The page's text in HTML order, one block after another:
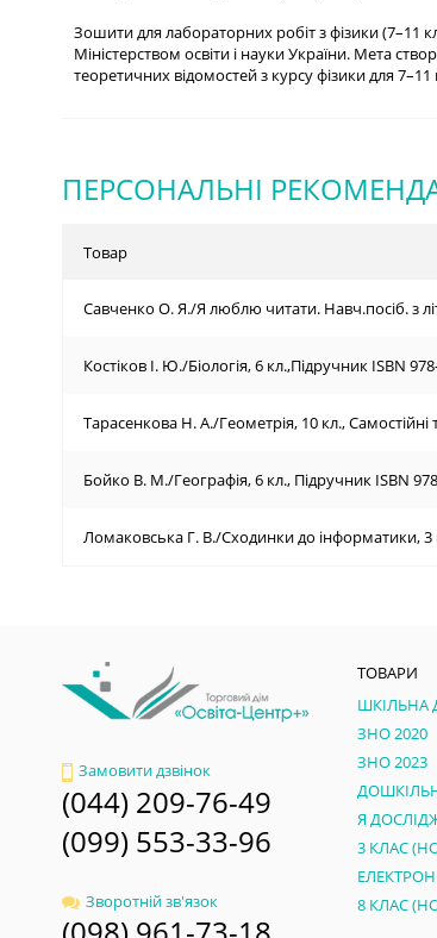
Зошити для лабораторних робіт з фізики (7–11
Міністерством освіти і науки України. Мета
теоретичних відомостей з курсу фізики для 7–11
ПЕРСОНАЛЬНІ
Товар
Савченко О. Я./Я люблю читати. Навч.посіб. з
Костіков І. Ю./Біологія, 6 кл.,Підручник ISBN
Тарасенкова Н. А./Геометрія, 10 кл.,
Бойко В. М./Географія, 6 кл., Підручник ISBN
Ломаковська Г. В./Сходинки до інформатики, 3
Замовити дзвінок
(044) 209-76-49
(099) 553-33-96
Зворотній зв'язок
ТОВАРИ
ШКІЛЬНА
ЗНО 2020
ЗНО 2023
Я